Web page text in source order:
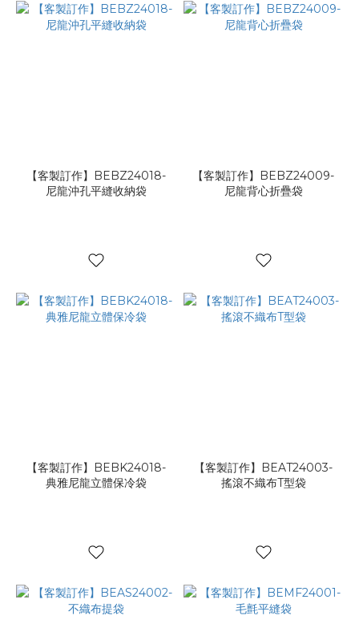
【客製訂作】BEBZ24018-
尼龍沖孔平縫收納袋
【客製訂作】BEBZ24009-
尼龍背心折疊袋
【客製訂作】BEBK24018-
典雅尼龍立體保冷袋
【客製訂作】BEAT24003-
搖滾不織布T型袋